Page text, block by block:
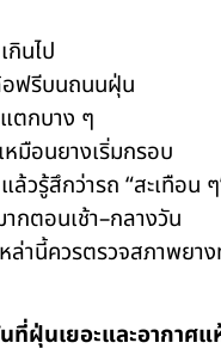
กินไป
อฟรีบนถนนฝุ่น
ตกบาง ๆ
มือนยางเริ่มกรอบ
ล้วรู้สึกว่ารถ “สะเทือน
กตอนเช้า–กลางวัน
ล่านี้ควรตรวจสภาพยา
ที่ฝุ่นเยอะและอากาศแ